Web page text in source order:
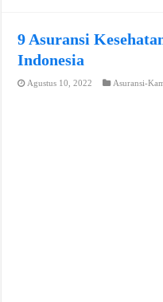
9 Asuransi
Indonesia
Agustus 10, 2022 Asuransi-